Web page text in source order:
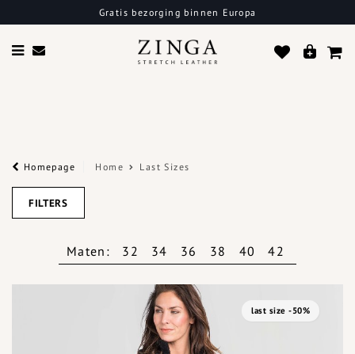
Gratis bezorging binnen Europa
Homepage Home Last Sizes
FILTERS
Maten: 32 34 36 38 40 42
last size -50%